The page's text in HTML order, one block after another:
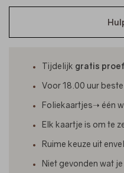
Tijdelijk gratis
Voor 18.00 uur
Foliekaartjes➝ één
Elk kaartje is om te
Ruime keuze uit
Niet gevonden wat